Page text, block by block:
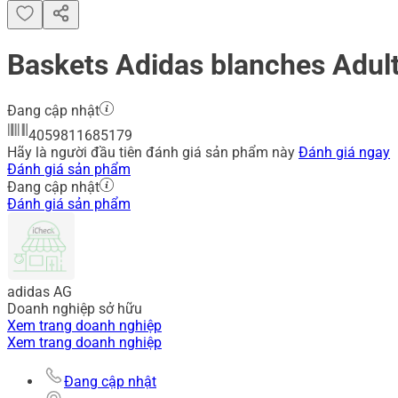
Baskets Adidas blanches
Đang cập nhật
4059811685179
Hãy là người đầu tiên đánh giá sản phẩm này Đánh giá ngay
Đánh giá sản phẩm
Đang cập nhật
Đánh giá sản phẩm
adidas AG
Doanh nghiệp sở hữu
Xem trang doanh nghiệp
Xem trang doanh nghiệp
Đang cập nhật